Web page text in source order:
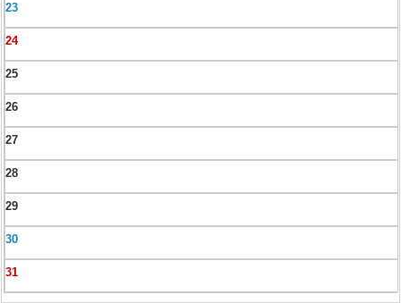
23
24
25
26
27
28
29
30
31